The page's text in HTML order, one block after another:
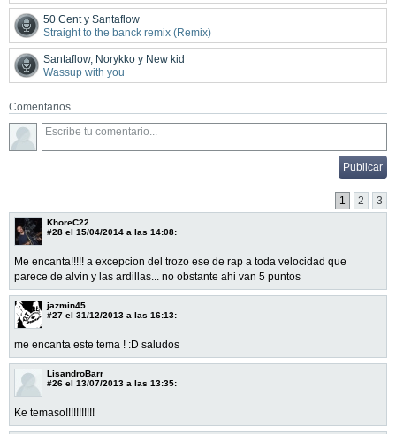
50 Cent y Santaflow
Straight to the banck remix (Remix)
Santaflow, Norykko y New kid
Wassup with you
Comentarios
1 2 3
KhoreC22
#28 el 15/04/2014 a las 14:08:
Me encanta!!!!! a excepcion del trozo ese de rap a toda velocidad que
parece de alvin y las ardillas... no obstante ahi van 5 puntos
jazmin45
#27 el 31/12/2013 a las 16:13:
me encanta este tema ! :D saludos
LisandroBarr
#26 el 13/07/2013 a las 13:35:
Ke temaso!!!!!!!!!!!